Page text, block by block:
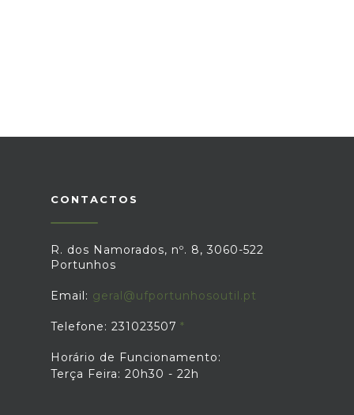
CONTACTOS
R. dos Namorados, nº. 8, 3060-522
Portunhos
Email: geral@ufportunhosoutil.pt
Telefone: 231023507
Horário de Funcionamento:
Terça Feira: 20h30 - 22h